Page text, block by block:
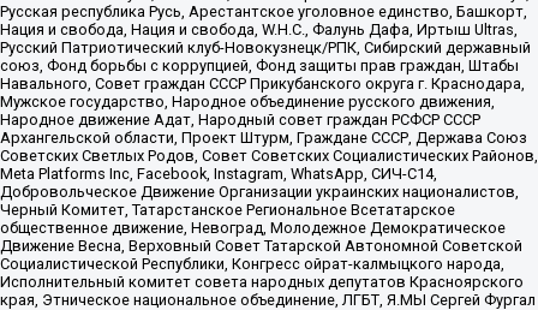
Русская республика Русь, Арестантское уголовное единство, Башкорт,
Нация и свобода, Нация и свобода, W.H.С., Фалунь Дафа, Иртыш Ultras,
Русский Патриотический клуб-Новокузнецк/РПК, Сибирский державный
союз, Фонд борьбы с коррупцией, Фонд защиты прав граждан, Штабы
Навального, Совет граждан СССР Прикубанского округа г. Краснодара,
Мужское государство, Народное объединение русского движения,
Народное движение Адат, Народный совет граждан РСФСР СССР
Архангельской области, Проект Штурм, Граждане СССР, Держава Союз
Советских Светлых Родов, Совет Советских Социалистических Районов,
Meta Platforms Inc, Facebook, Instagram, WhatsApp, СИЧ-С14,
Добровольческое Движение Организации украинских националистов,
Черный Комитет, Татарстанское Региональное Всетатарское
общественное движение, Невоград, Молодежное Демократическое
Движение Весна, Верховный Совет Татарской Автономной Советской
Социалистической Республики, Конгресс ойрат-калмыцкого народа,
Исполнительный комитет совета народных депутатов Красноярского
края, Этническое национальное объединение, ЛГБТ, Я.МЫ Сергей Фургал